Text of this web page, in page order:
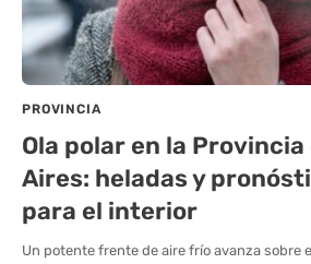
PROVINCIA
Ola polar en la
Aires: heladas y
para el interior
Un potente frente de aire frío avanza sobre